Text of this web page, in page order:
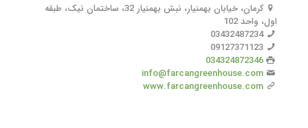
کرمان، خیابان بهمنیار، نبش بهمنیار 32، ساختمان نیک، طبقه
اول، واحد 102
03432487234
09127371123
034324872346
info@farcangreenhouse.com
www.farcangreenhouse.com